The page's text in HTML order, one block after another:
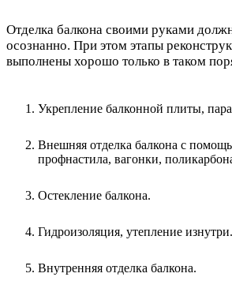
Отделка балкона своими руками
осознанно. При этом этапы
выполнены хорошо только в таком
Укрепление балконной плиты,
Внешняя отделка балкона с
профнастила, вагонки,
Остекление балкона.
Гидроизоляция, утепление изнутри.
Внутренняя отделка балкона.